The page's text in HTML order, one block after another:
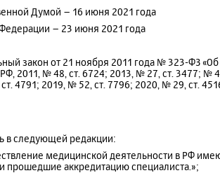
Думой – 16 июня 2021 года
– 23 июня 2021 года
закон от 21 ноября 2011 года № 323-ФЗ
РФ, 2011, № 48, ст. 6724; 2013, № 27, ст. 3477;
ст. 4791; 2019, № 52, ст. 7796; 2020, № 29, ст.
в следующей редакции:
медицинской деятельности в РФ
прошедшие аккредитацию специалиста.»;